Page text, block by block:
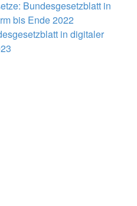
Bundesgesetzblatt in
bis Ende 2022
in digitaler